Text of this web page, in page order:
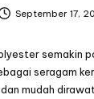
September 17,
semakin
seragam
mudah